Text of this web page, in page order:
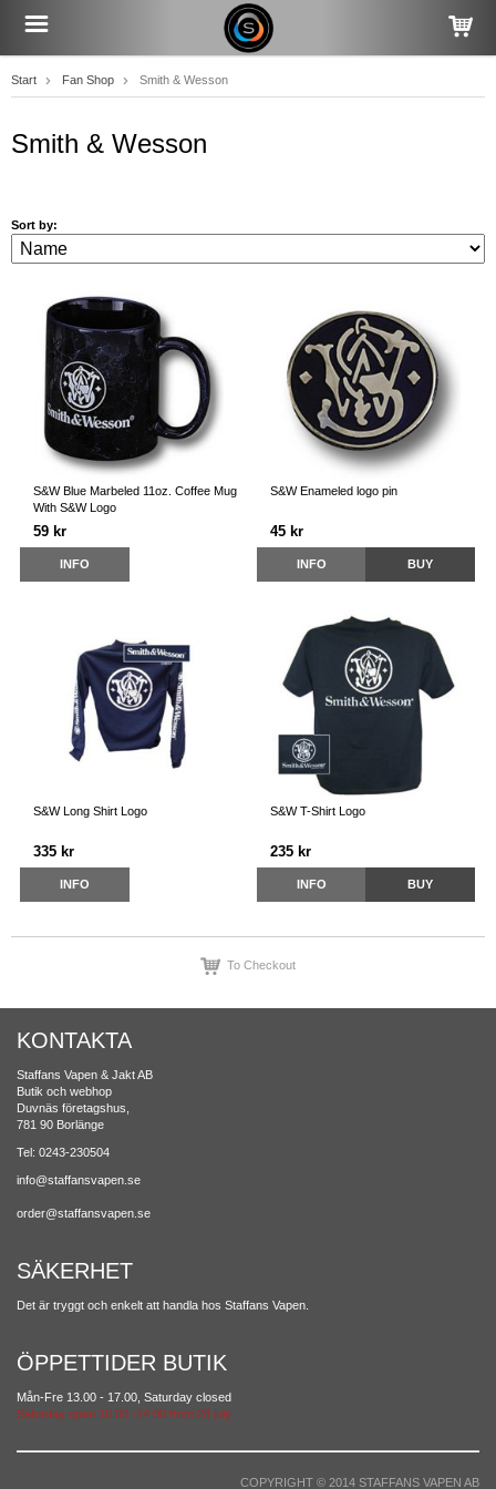
Start Fan Shop Smith & Wesson
Smith & Wesson
Sort by:
S&W Blue Marbeled 11oz. Coffee Mug
With S&W Logo
59 kr
INFO
S&W Enameled logo pin
45 kr
INFO BUY
S&W Long Shirt Logo
335 kr
INFO
S&W T-Shirt Logo
235 kr
INFO BUY
To Checkout
KONTAKTA
Staffans Vapen & Jakt AB
Butik och webhop
Duvnäs företagshus,
781 90 Borlänge
Tel: 0243-230504
info@staffansvapen.se
order@staffansvapen.se
SÄKERHET
Det är tryggt och enkelt att handla hos Staffans Vapen.
ÖPPETTIDER BUTIK
Mån-Fre 13.00 - 17.00, Saturday closed
Saturday open 10.00 -14.00 from 28 july.
COPYRIGHT © 2014 STAFFANS VAPEN AB